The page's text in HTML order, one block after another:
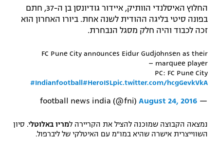
החלוץ האיסלנדי הוותיק, איידור גודיונסן בן ה-37, חתם
בפונה סיטי בליגה ההודית לשנה אחת. ביורו האחרון הוא
זכה לכבוד והיה חלק מסגל הנבחרת.
FC Pune City announces Eidur Gudjohnsen as their
marquee player –
PC: FC Pune City
#Indianfootball#HeroISLpic.twitter.com/hcgGevkVkA
— football news india (@fni)
August 24, 2016
נמצאה הקבוצה שמוכנה להציל את הקריירה למריו באלוטלי. סיון
השווייצרית אישרה שהיא במו"מ עם האיטלקי של ליברפול.